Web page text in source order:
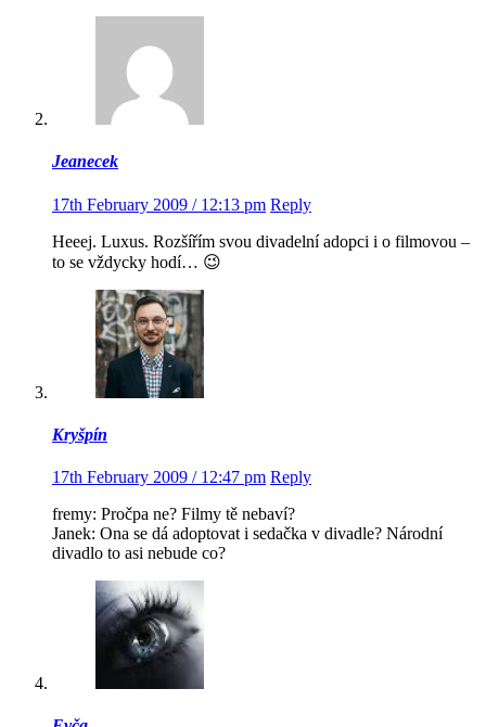
Jeanecek
17th February 2009 / 12:13 pm Reply
Heeej. Luxus. Rozšířím svou divadelní adopci i o filmovou –
to se vždycky hodí… 😉
Kryšpín
17th February 2009 / 12:47 pm Reply
fremy: Pročpa ne? Filmy tě nebaví?
Janek: Ona se dá adoptovat i sedačka v divadle? Národní
divadlo to asi nebude co?